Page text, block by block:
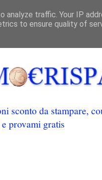
sconto da stampare,
provami gratis
traffic. Your IP
to ensure quality of